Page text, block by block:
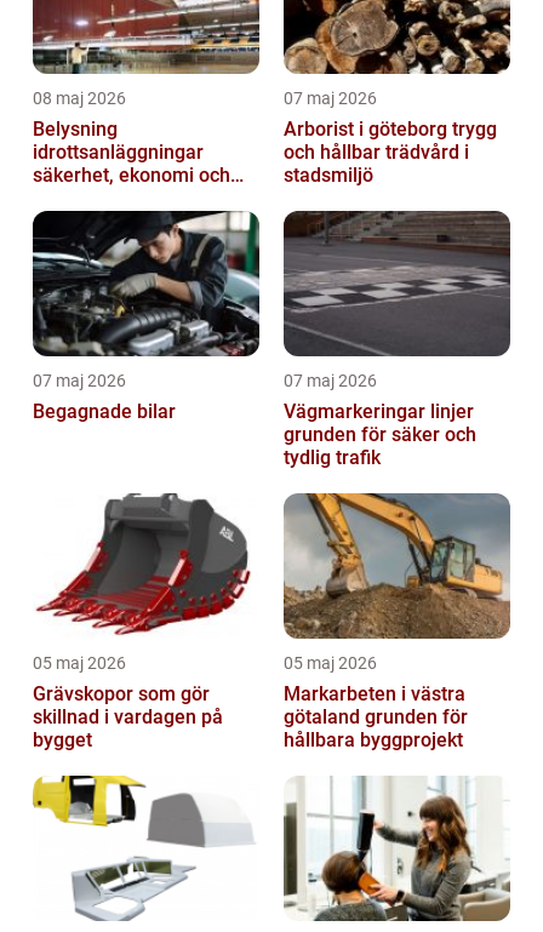
08 maj 2026
Belysning
idrottsanläggningar
säkerhet, ekonomi och
07 maj 2026
Arborist i göteborg trygg
och hållbar trädvård i
stadsmiljö
07 maj 2026
Begagnade bilar
07 maj 2026
Vägmarkeringar linjer
grunden för säker och
tydlig trafik
05 maj 2026
Grävskopor som gör
skillnad i vardagen på
bygget
05 maj 2026
Markarbeten i västra
götaland grunden för
hållbara byggprojekt